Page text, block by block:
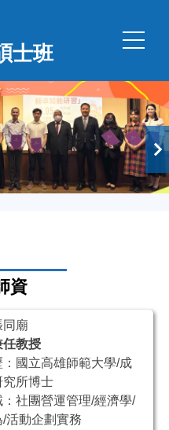
士班
資
同廟
任教授
國立高雄師範大學/成
究所博士
社團營運管理/經濟學/
活動企劃實務